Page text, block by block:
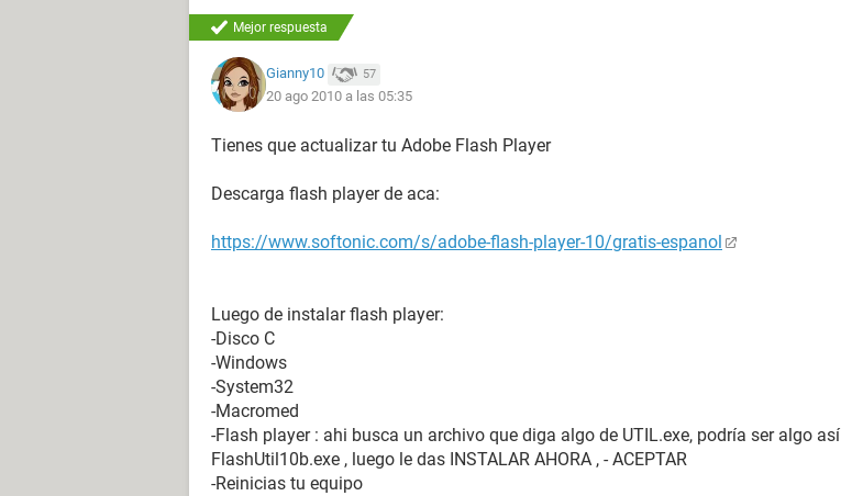
Mejor respuesta
Gianny10 57
20 ago 2010 a las 05:35
Tienes que actualizar tu Adobe Flash Player
Descarga flash player de aca:
https://www.softonic.com/s/adobe-flash-player-10/gratis-espanol
Luego de instalar flash player:
-Disco C
-Windows
-System32
-Macromed
-Flash player : ahi busca un archivo que diga algo de UTIL.exe, podría ser algo así
FlashUtil10b.exe , luego le das INSTALAR AHORA , - ACEPTAR
-Reinicias tu equipo